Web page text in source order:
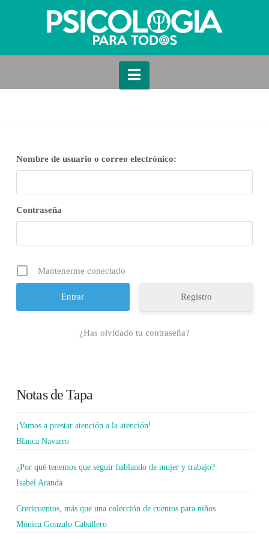
Navigation
Nombre de usuario o correo electrónico:
Contraseña
Mantenerme conectado
Registro
¿Has olvidado tu contraseña?
Notas de Tapa
¡Vamos a prestar atención a la atención!
Blanca Navarro
¿Por qué tenemos que seguir hablando de mujer y trabajo?
Isabel Aranda
Crecicuentos, más que una colección de cuentos para niños
Mónica Gonzalo Caballero